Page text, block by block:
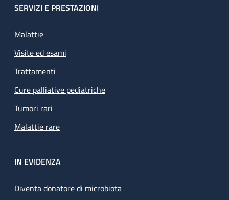
SERVIZI E PRESTAZIONI
Malattie
Visite ed esami
Trattamenti
Cure palliative pediatriche
Tumori rari
Malattie rare
IN EVIDENZA
Diventa donatore di microbiota